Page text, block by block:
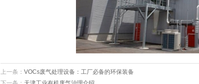
上一条： VOCs废气处理设备：工厂必备的环保装备